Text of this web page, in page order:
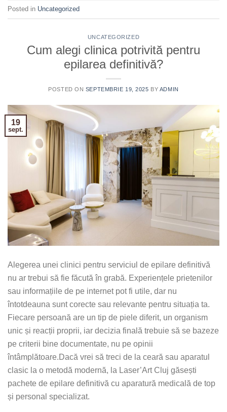
Posted in Uncategorized
UNCATEGORIZED
Cum alegi clinica potrivită pentru
epilarea definitivă?
POSTED ON SEPTEMBRIE 19, 2025 BY ADMIN
19
sept.
Alegerea unei clinici pentru serviciul de epilare definitivă
nu ar trebui să fie făcută în grabă. Experiențele prietenilor
sau informațiile de pe internet pot fi utile, dar nu
întotdeauna sunt corecte sau relevante pentru situația ta.
Fiecare persoană are un tip de piele diferit, un organism
unic și reacții proprii, iar decizia finală trebuie să se bazeze
pe criterii bine documentate, nu pe opinii
întâmplătoare.Dacă vrei să treci de la ceară sau aparatul
clasic la o metodă modernă, la Laser’Art Cluj găsești
pachete de epilare definitivă cu aparatură medicală de top
și personal specializat.